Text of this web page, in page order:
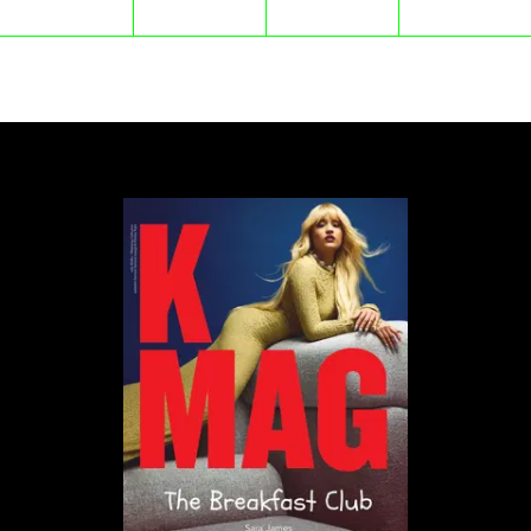
prawdopodobnie mój nowy świat. Nie da się robić
muzyce filmowej. Specjalizuję się w tym podróżując
po świecie i odwiedzając kolejne festiwale. Nie
widzę sensu robić innego festiwalu. Tylko na tym się
znam w tym pędzącym świecie. Wszystko inne
byłoby teraz nieautentyczne.
Ścieżka dźwiękowa do „Chłopów” otworzyła Ci
drzwi do światowych scen. Ile z tamtych
doświadczeń weszło bezpośrednio w koncepcję
Brasswood Soundtracks 2026?